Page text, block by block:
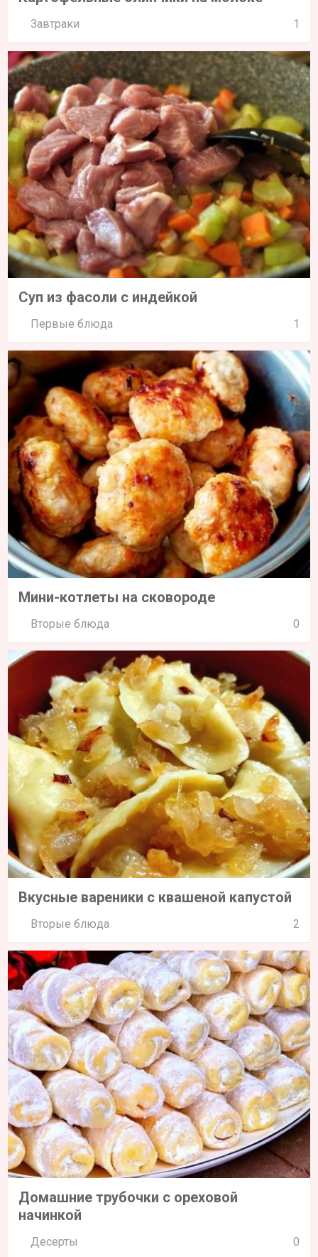
Завтраки 1
Суп из фасоли с индейкой
Первые блюда 1
Мини-котлеты на сковороде
Вторые блюда 0
Вкусные вареники с квашеной капустой
Вторые блюда 2
Домашние трубочки с ореховой
начинкой
Десерты 0